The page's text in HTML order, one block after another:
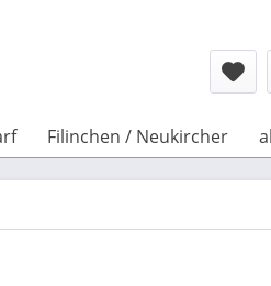
Filinchen / Neukircher